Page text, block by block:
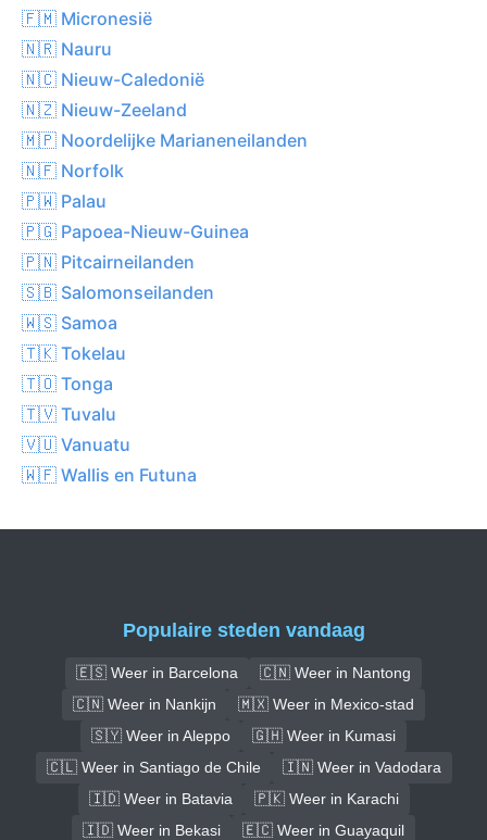
🇫🇲 Micronesië
🇳🇷 Nauru
🇳🇨 Nieuw-Caledonië
🇳🇿 Nieuw-Zeeland
🇲🇵 Noordelijke Marianeneilanden
🇳🇫 Norfolk
🇵🇼 Palau
🇵🇬 Papoea-Nieuw-Guinea
🇵🇳 Pitcairneilanden
🇸🇧 Salomonseilanden
🇼🇸 Samoa
🇹🇰 Tokelau
🇹🇴 Tonga
🇹🇻 Tuvalu
🇻🇺 Vanuatu
🇼🇫 Wallis en Futuna
Populaire steden vandaag
🇪🇸 Weer in Barcelona
🇨🇳 Weer in Nantong
🇨🇳 Weer in Nankijn
🇲🇽 Weer in Mexico-stad
🇸🇾 Weer in Aleppo
🇬🇭 Weer in Kumasi
🇨🇱 Weer in Santiago de Chile
🇮🇳 Weer in Vadodara
🇮🇩 Weer in Batavia
🇵🇰 Weer in Karachi
🇮🇩 Weer in Bekasi
🇪🇨 Weer in Guayaquil